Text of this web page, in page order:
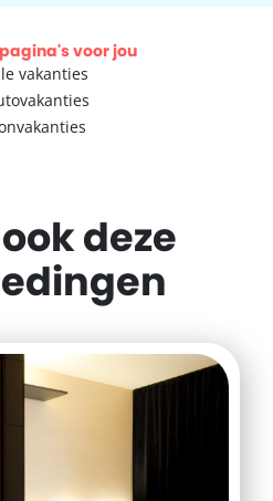
voor jou
vakanties
deze